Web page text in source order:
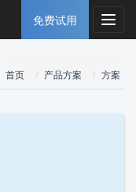
免费试用
首页 产品方案 方案